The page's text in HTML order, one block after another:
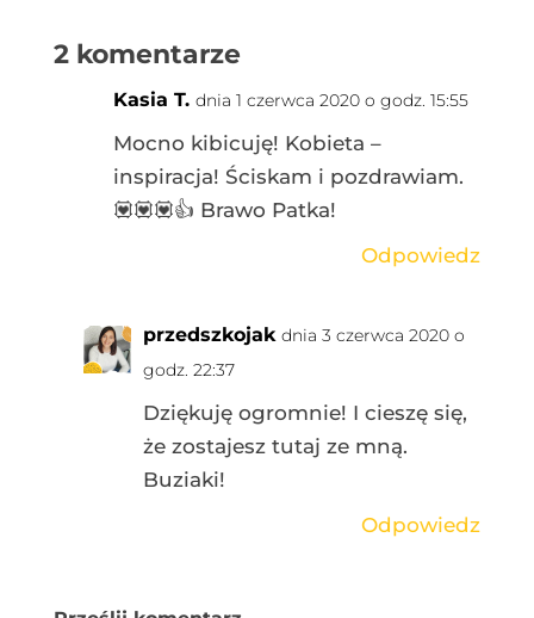
2 komentarze
Kasia T. dnia 1 czerwca 2020 o godz. 15:55
Mocno kibicuję! Kobieta –
inspiracja! Ściskam i pozdrawiam.
💟💟💟👍 Brawo Patka!
Odpowiedz
przedszkojak dnia 3 czerwca 2020 o
godz. 22:37
Dziękuję ogromnie! I cieszę się,
że zostajesz tutaj ze mną.
Buziaki!
Odpowiedz